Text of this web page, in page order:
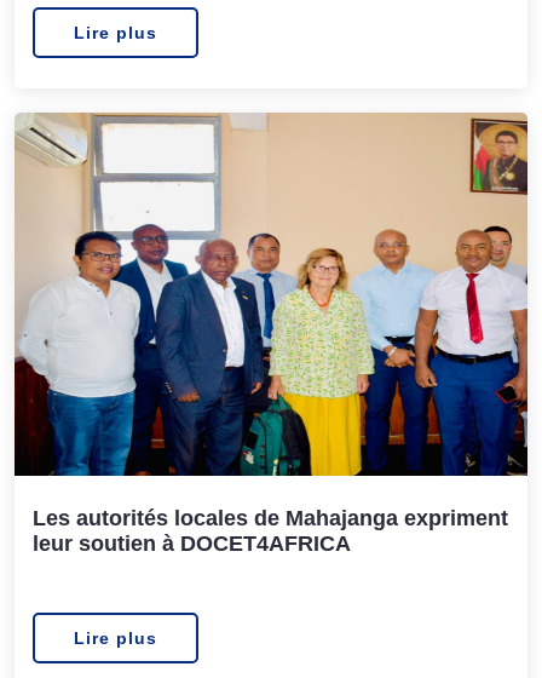
Lire plus
Les autorités locales de Mahajanga expriment
leur soutien à DOCET4AFRICA
Lire plus